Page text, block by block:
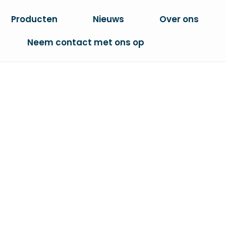
Producten Nieuws
Over ons
Neem contact met ons op